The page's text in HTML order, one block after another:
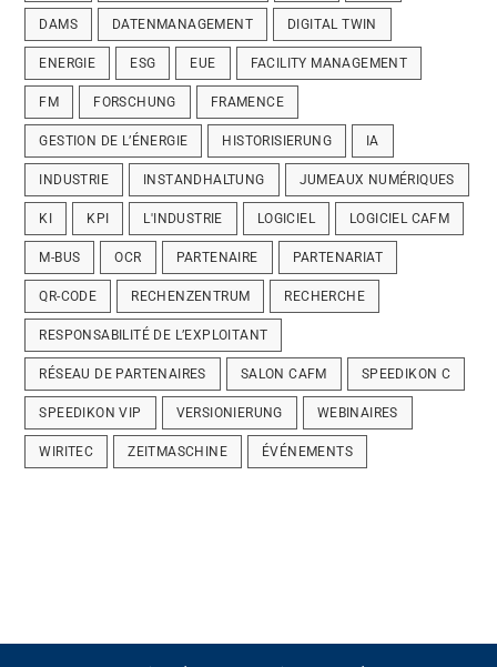
DAMS DATENMANAGEMENT DIGITAL TWIN
ENERGIE ESG EUE FACILITY MANAGEMENT
FM FORSCHUNG FRAMENCE
GESTION DE L’ÉNERGIE HISTORISIERUNG IA
INDUSTRIE INSTANDHALTUNG JUMEAUX NUMÉRIQUES
KI KPI L'INDUSTRIE LOGICIEL LOGICIEL CAFM
M-BUS OCR PARTENAIRE PARTENARIAT
QR-CODE RECHENZENTRUM RECHERCHE
RESPONSABILITÉ DE L’EXPLOITANT
RÉSEAU DE PARTENAIRES SALON CAFM SPEEDIKON C
SPEEDIKON VIP VERSIONIERUNG WEBINAIRES
WIRITEC ZEITMASCHINE ÉVÉNEMENTS